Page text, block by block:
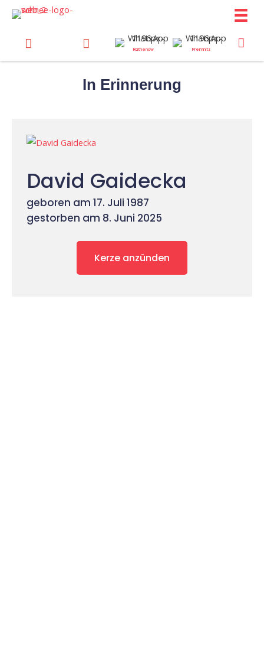
Zum
Inhalt
springen
Rathenow Premnitz
In Erinnerung
David Gaidecka
geboren am 17. Juli 1987
gestorben am 8. Juni 2025
Kerze anzünden